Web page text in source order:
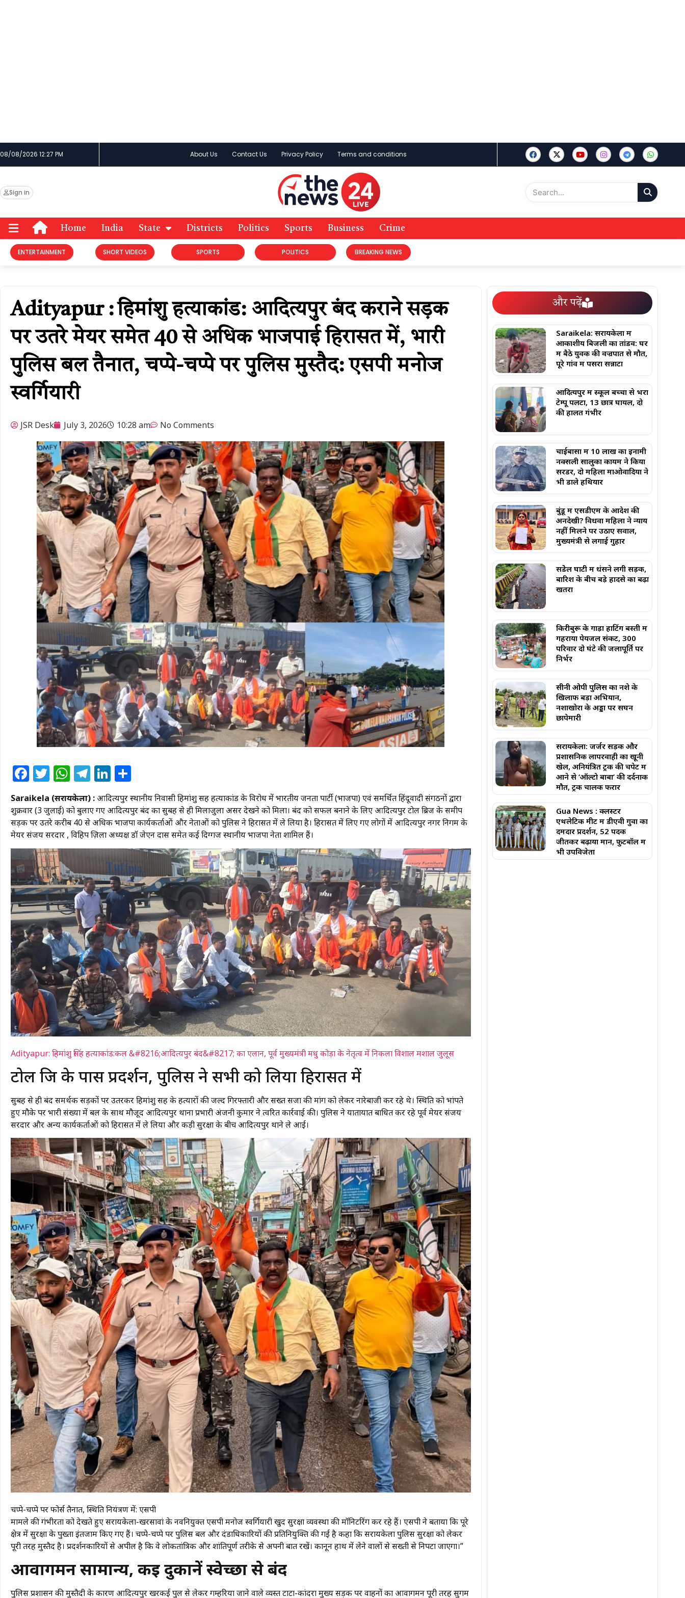
08/08/2026 12:27 PM About Us Contact Us Privacy Policy Terms and conditions
Sign in
Home India State Districts Politics Sports Business Crime
ENTERTAINMENT SHORT VIDEOS SPORTS POLITICS BREAKING NEWS
Adityapur : हिमांशु हत्याकांड: आदित्यपुर बंद कराने सड़क
पर उतरे मेयर समेत 40 से अधिक भाजपाई हिरासत में, भारी
पुलिस बल तैनात, चप्पे-चप्पे पर पुलिस मुस्तैद: एसपी मनोज
स्वर्गियारी
JSR Desk July 3, 2026 10:28 am No Comments
Facebook
Twitter
WhatsApp
Telegram
LinkedIn
Saraikela (सरायकेला) : आदित्यपुर स्थानीय निवासी हिमांशु सिंह हत्याकांड के विरोध में भारतीय जनता पार्टी (भाजपा) एवं समर्थित हिंदूवादी संगठनों द्वारा
शुक्रवार (3 जुलाई) को बुलाए गए आदित्यपुर बंद का सुबह से ही मिलाजुला असर देखने को मिला। बंद को सफल बनाने के लिए आदित्यपुर टोल ब्रिज के समीप
सड़क पर उतरे करीब 40 से अधिक भाजपा कार्यकर्ताओं और नेताओं को पुलिस ने हिरासत में ले लिया है। हिरासत में लिए गए लोगों में आदित्यपुर नगर निगम के
मेयर संजय सरदार , विहिप ज़िला अध्यक्ष डॉ जेएन दास समेत कई दिग्गज स्थानीय भाजपा नेता शामिल हैं।
Adityapur: हिमांशु सिंह हत्याकांड:कल &#8216;आदित्यपुर बंद&#8217; का एलान, पूर्व मुख्यमंत्री मधु कोड़ा के नेतृत्व में निकला विशाल मशाल जुलूस
​टोल ब्रिज के पास प्रदर्शन, पुलिस ने सभी को लिया हिरासत में
सुबह से ही बंद समर्थक सड़कों पर उतरकर हिमांशु सिंह के हत्यारों की जल्द गिरफ्तारी और सख्त सजा की मांग को लेकर नारेबाजी कर रहे थे। स्थिति को भांपते
हुए मौके पर भारी संख्या में बल के साथ मौजूद आदित्यपुर थाना प्रभारी अंजनी कुमार ने त्वरित कार्रवाई की। पुलिस ने यातायात बाधित कर रहे पूर्व मेयर संजय
सरदार और अन्य कार्यकर्ताओं को हिरासत में ले लिया और कड़ी सुरक्षा के बीच आदित्यपुर थाने ले आई।
​चप्पे-चप्पे पर फोर्स तैनात, स्थिति नियंत्रण में: एसपी
मामले की गंभीरता को देखते हुए सरायकेला-खरसावां के नवनियुक्त एसपी मनोज स्वर्गियारी खुद सुरक्षा व्यवस्था की मॉनिटरिंग कर रहे हैं। एसपी ने बताया कि पूरे
क्षेत्र में सुरक्षा के पुख्ता इंतजाम किए गए हैं। चप्पे-चप्पे पर पुलिस बल और दंडाधिकारियों की प्रतिनियुक्ति की गई है कहा कि सरायकेला पुलिस सुरक्षा को लेकर
पूरी तरह मुस्तैद है। प्रदर्शनकारियों से अपील है कि वे लोकतांत्रिक और शांतिपूर्ण तरीके से अपनी बात रखें। कानून हाथ में लेने वालों से सख्ती से निपटा जाएगा।”
​आवागमन सामान्य, कई दुकानें स्वेच्छा से बंद
पुलिस प्रशासन की मुस्तैदी के कारण आदित्यपुर खरकई पुल से लेकर गम्हरिया जाने वाले व्यस्त टाटा-कांदरा मुख्य सड़क पर वाहनों का आवागमन पूरी तरह सुगम
और पढ़ें
Saraikela: सरायकेला में
आकाशीय बिजली का तांडव: घर
में बैठे युवक की वज्रपात से मौत,
पूरे गांव में पसरा सन्नाटा
आदित्यपुर में स्कूल बच्चों से भरा
टेम्पू पलटा, 13 छात्र घायल, दो
की हालत गंभीर
चाईबासा में 10 लाख का इनामी
नक्सली सालुका कायम ने किया
सरेंडर, दो महिला माओवादियों ने
भी डाले हथियार
बुंडू में एसडीएम के आदेश की
अनदेखी? विधवा महिला ने न्याय
नहीं मिलने पर उठाए सवाल,
मुख्यमंत्री से लगाई गुहार
सेंडेेल घाटी में धंसने लगी सड़क,
बारिश के बीच बड़े हादसे का बढ़ा
खतरा
किरीबुरू के गाड़ा हाटिंग बस्ती में
गहराया पेयजल संकट, 300
परिवार दो घंटे की जलापूर्ति पर
निर्भर
सीनी ओपी पुलिस का नशे के
खिलाफ बड़ा अभियान,
नशाखोरों के अड्डों पर सघन
छापेमारी
सरायकेला: जर्जर सड़क और
प्रशासनिक लापरवाही का खूनी
खेल, अनियंत्रित ट्रक की चपेट में
आने से ‘ऑल्टो बाबा’ की दर्दनाक
मौत, ट्रक चालक फरार
Gua News : क्लस्टर
एथलेटिक मीट में डीएवी गुवा का
दमदार प्रदर्शन, 52 पदक
जीतकर बढ़ाया मान, फुटबॉल में
भी उपविजेता